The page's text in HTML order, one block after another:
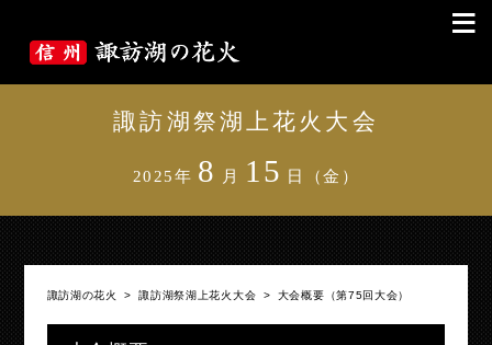
≡
諏訪湖祭湖上花火大会
2025年 8 月 15 日（金）
諏訪湖の花火 >諏訪湖祭湖上花火大会 > 大会概要（第75回大会）